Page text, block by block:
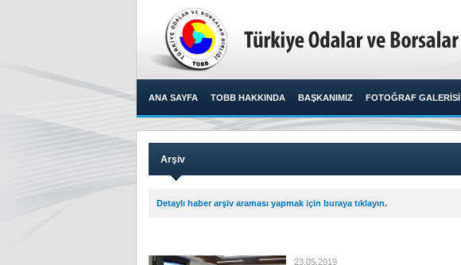
ANA SAYFA TOBB HAKKINDA BAŞKANIMIZ FOTOĞRAF GALERİSİ
Arşiv
Detaylı haber arşiv araması yapmak için buraya tıklayın.
23.05.2019